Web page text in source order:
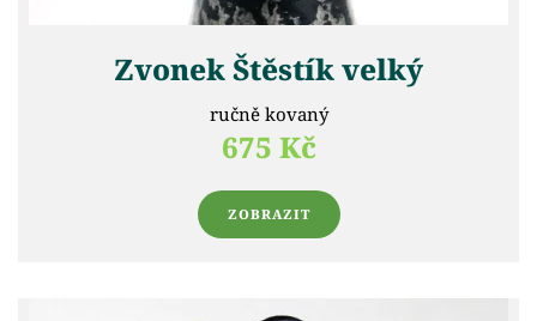
Zvonek Štěstík velký
ručně kovaný
675 Kč
ZOBRAZIT